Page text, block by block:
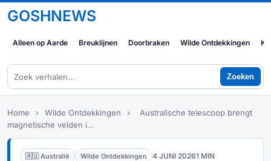
GOSHNEWS
Alleen op Aarde Breuklijnen Doorbraken Wilde Ontdekkingen
Zoeken
Home › Wilde Ontdekkingen ›
Australische telescoop brengt
magnetische velden i...
🇦🇺 Australië Wilde Ontdekkingen 4 JUNI 20261 MIN